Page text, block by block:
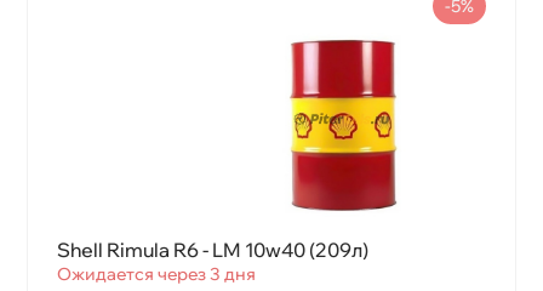
Shell Rimula R6 - LM 10w40 (209л)
Ожидается через 3 дня
-5%